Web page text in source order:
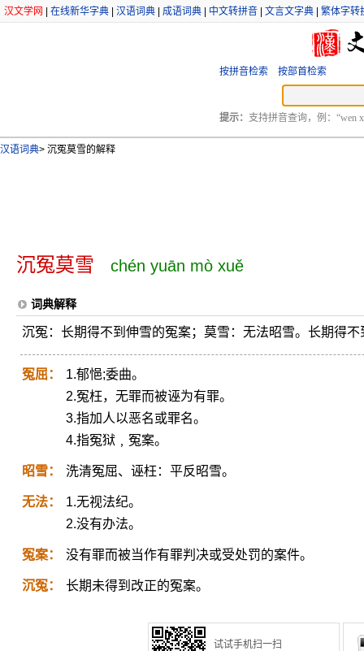
汉文学网 在线新华字典 汉语词典 成语词典 中文转拼音 文言文字典 繁体字转
按拼音检索 按部首检索
提示： 支持拼音查询，例：“wen
汉语词典> 沉冤莫雪的解释
沉冤莫雪 chén yuān mò xuě
词典解释
沉冤：长期得不到伸雪的冤案；莫雪：无法昭雪。长期得
冤屈：
1.郁悒;委曲。
2.冤枉，无罪而被诬为有罪。
3.指加人以恶名或罪名。
4.指冤狱﹐冤案。
昭雪： 洗清冤屈、诬枉：平反昭雪。
无法：
1.无视法纪。
2.没有办法。
冤案： 没有罪而被当作有罪判决或受处罚的案件。
沉冤： 长期未得到改正的冤案。
试试手机扫一扫